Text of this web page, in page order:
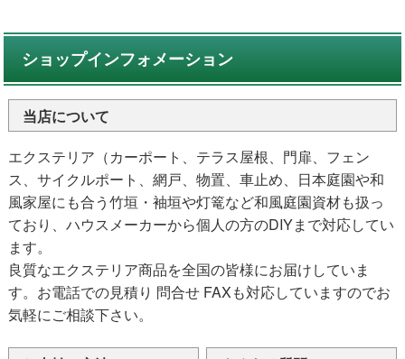
ショップインフォメーション
当店について
エクステリア（カーポート、テラス屋根、門扉、フェン
ス、サイクルポート、網戸、物置、車止め、日本庭園や和
風家屋にも合う竹垣・袖垣や灯篭など和風庭園資材も扱っ
ており、ハウスメーカーから個人の方のDIYまで対応してい
ます。
良質なエクステリア商品を全国の皆様にお届けしていま
す。お電話での見積り 問合せ FAXも対応していますのでお
気軽にご相談下さい。